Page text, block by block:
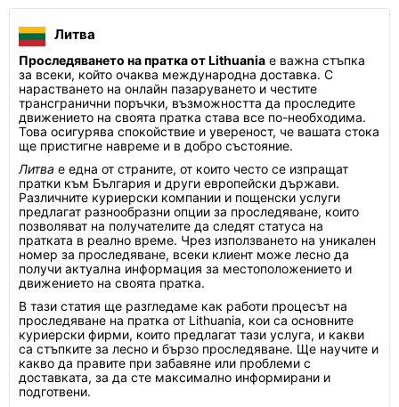
Литва
Проследяването на пратка от Lithuania е важна стъпка
за всеки, който очаква международна доставка. С
нарастването на онлайн пазаруването и честите
трансгранични поръчки, възможността да проследите
движението на своята пратка става все по-необходима.
Това осигурява спокойствие и увереност, че вашата стока
ще пристигне навреме и в добро състояние.
Литва е една от страните, от които често се изпращат
пратки към България и други европейски държави.
Различните куриерски компании и пощенски услуги
предлагат разнообразни опции за проследяване, които
позволяват на получателите да следят статуса на
пратката в реално време. Чрез използването на уникален
номер за проследяване, всеки клиент може лесно да
получи актуална информация за местоположението и
движението на своята пратка.
В тази статия ще разгледаме как работи процесът на
проследяване на пратка от Lithuania, кои са основните
куриерски фирми, които предлагат тази услуга, и какви
са стъпките за лесно и бързо проследяване. Ще научите и
какво да правите при забавяне или проблеми с
доставката, за да сте максимално информирани и
подготвени.